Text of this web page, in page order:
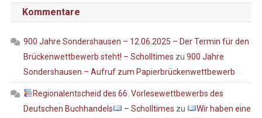
Kommentare
900 Jahre Sondershausen – 12.06.2025 – Der Termin für den
Brückenwettbewerb steht! – Scholltimes zu 900 Jahre
Sondershausen – Aufruf zum Papierbrückenwettbewerb
Regionalentscheid des 66. Vorlesewettbewerbs des
Deutschen Buchhandels
– Scholltimes zu
Wir haben eine